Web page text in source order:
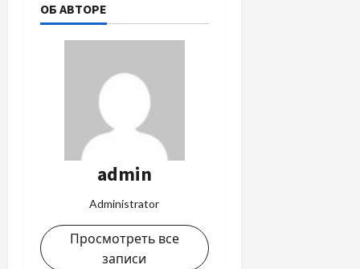
ОБ АВТОРЕ
admin
Administrator
Просмотреть все
записи